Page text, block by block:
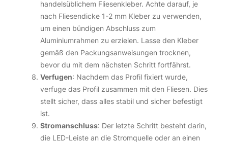
handelsüblichem Fliesenkleber. Achte darauf, je
nach Fliesendicke 1-2 mm Kleber zu verwenden,
um einen bündigen Abschluss zum
Aluminiumrahmen zu erzielen. Lasse den Kleber
gemäß den Packungsanweisungen trocknen,
bevor du mit dem nächsten Schritt fortfährst.
Verfugen: Nachdem das Profil fixiert wurde,
verfuge das Profil zusammen mit den Fliesen. Dies
stellt sicher, dass alles stabil und sicher befestigt
ist.
Stromanschluss: Der letzte Schritt besteht darin,
die LED-Leiste an die Stromquelle oder an einen